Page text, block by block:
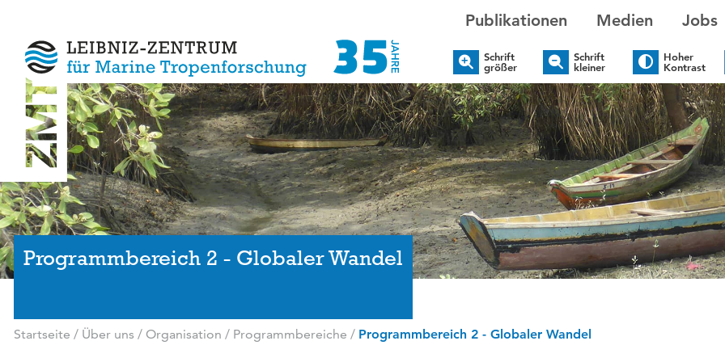
Publikationen Medien Jobs
Schrift
größer
Schrift
kleiner
Hoher
Kontrast
Programmbereich 2 - Globaler Wandel
Startseite / Über uns / Organisation / Programmbereiche / Programmbereich 2 - Globaler Wandel